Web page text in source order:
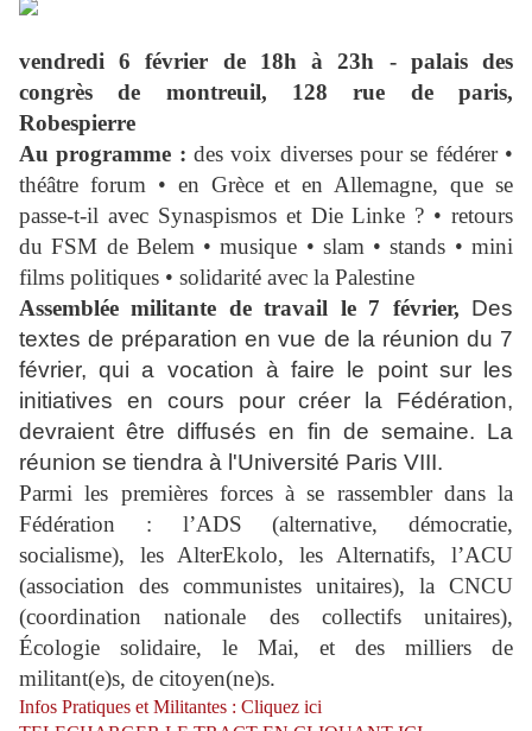
vendredi 6 février de 18h à 23h - palais des
congrès de montreuil, 128 rue de paris,
Robespierre
Au programme : des voix diverses pour se fédérer •
théâtre forum • en Grèce et en Allemagne, que se
passe-t-il avec Synaspismos et Die Linke ? • retours
du FSM de Belem • musique • slam • stands • mini
films politiques • solidarité avec la Palestine
Assemblée militante de travail le 7 février, Des
textes de préparation en vue de la réunion du 7
février, qui a vocation à faire le point sur les
initiatives en cours pour créer la Fédération,
devraient être diffusés en fin de semaine. La
réunion se tiendra à l'Université Paris VIII.
Parmi les premières forces à se rassembler dans la
Fédération : l’ADS (alternative, démocratie,
socialisme), les AlterEkolo, les Alternatifs, l’ACU
(association des communistes unitaires), la CNCU
(coordination nationale des collectifs unitaires),
Écologie solidaire, le Mai, et des milliers de
militant(e)s, de citoyen(ne)s.
Infos Pratiques et Militantes : Cliquez ici